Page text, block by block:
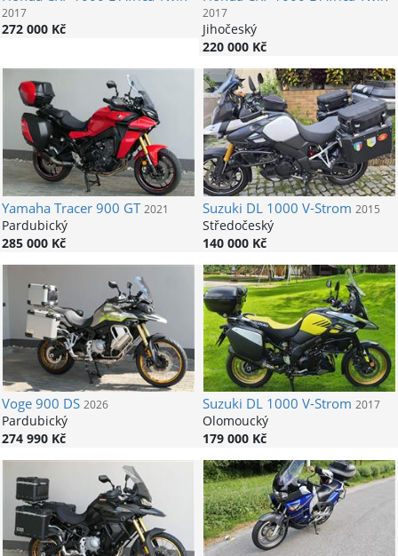
2017
272 000 Kč
2017
Jihočeský
220 000 Kč
YamahaTracer 900 GT 2021
Pardubický
285 000 Kč
Suzuki DL 1000 V-Strom 2015
Středočeský
140 000 Kč
Voge900 DS 2026
Pardubický
274 990 Kč
Suzuki DL 1000 V-Strom 2017
Olomoucký
179 000 Kč